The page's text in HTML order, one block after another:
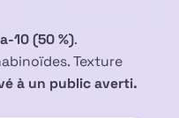
10 (50 %).
Texture
à un public averti.